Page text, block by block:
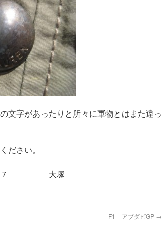
字があったりと所々に軍物とはまた違っ
ださい。
４０７ 大塚
F1 アブダビGP →